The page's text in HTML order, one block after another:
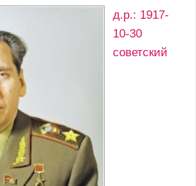
д.р.: 1917-
10-30
советский